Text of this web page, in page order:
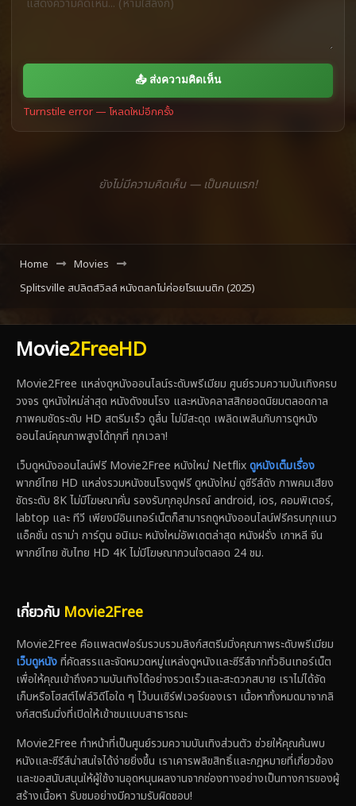
📤 ส่งความคิดเห็น
Turnstile error — โหลดใหม่อีกครั้ง
ยังไม่มีความคิดเห็น — เป็นคนแรก!
Home
Movies
Splitsville สปลิตส์วิลล์ หนังตลกไม่ค่อยโรแมนติก (2025)
Movie2FreeHD
Movie2Free แหล่งดูหนังออนไลน์ระดับพรีเมียม ศูนย์รวมความบันเทิงครบ
วงจร ดูหนังใหม่ล่าสุด หนังดังชนโรง และหนังคลาสสิกยอดนิยมตลอดกาล
ภาพคมชัดระดับ HD สตรีมเร็ว ดูลื่น ไม่มีสะดุด เพลิดเพลินกับการดูหนัง
ออนไลน์คุณภาพสูงได้ทุกที่ ทุกเวลา!
เว็บดูหนังออนไลน์ฟรี Movie2Free หนังใหม่ Netflixดูหนังเต็มเรื่อง
พากย์ไทย HD แหล่งรวมหนังชนโรงดูฟรี ดูหนังใหม่ ดูซีรีส์ดัง ภาพคมเสียง
ชัดระดับ 8K ไม่มีโฆษณาคั่น รองรับทุกอุปกรณ์ android, ios, คอมพิเตอร์,
labtop และ ทีวี เพียงมีอินเทอร์เน็ตก็สามารถดูหนังออนไลน์ฟรีครบทุกแนว
แอ็คชั่น ดราม่า การ์ตูน อนิเมะ หนังใหม่อัพเดตล่าสุด หนังฝรั่ง เกาหลี จีน
พากย์ไทย ซับไทย HD 4K ไม่มีโฆษณากวนใจตลอด 24 ชม.
เกี่ยวกับ Movie2Free
Movie2Free คือแพลตฟอร์มรวบรวมลิงก์สตรีมมิ่งคุณภาพระดับพรีเมียม
เว็บดูหนังที่คัดสรรและจัดหมวดหมู่แหล่งดูหนังและซีรีส์จากทั่วอินเทอร์เน็ต
เพื่อให้คุณเข้าถึงความบันเทิงได้อย่างรวดเร็วและสะดวกสบาย เราไม่ได้จัด
เก็บหรือโฮสต์ไฟล์วิดีโอใด ๆ ไว้บนเซิร์ฟเวอร์ของเรา เนื้อหาทั้งหมดมาจากลิ
งก์สตรีมมิ่งที่เปิดให้เข้าชมแบบสาธารณะ
Movie2Free ทำหน้าที่เป็นศูนย์รวมความบันเทิงส่วนตัว ช่วยให้คุณค้นพบ
หนังและซีรีส์น่าสนใจได้ง่ายยิ่งขึ้น เราเคารพลิขสิทธิ์และกฎหมายที่เกี่ยวข้อง
และขอสนับสนุนให้ผู้ใช้งานอุดหนุนผลงานจากช่องทางอย่างเป็นทางการของผู้
สร้างเนื้อหา รับชมอย่างมีความรับผิดชอบ!